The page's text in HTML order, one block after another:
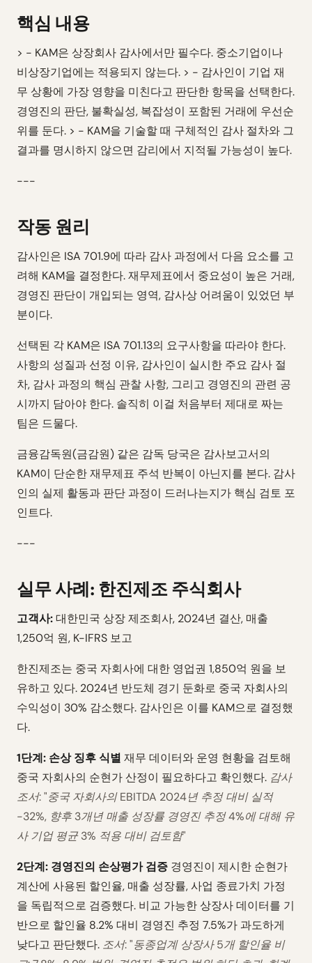
핵심 내용
> - KAM은 상장회사 감사에서만 필수다. 중소기업이나
비상장기업에는 적용되지 않는다. > - 감사인이 기업 재
무 상황에 가장 영향을 미친다고 판단한 항목을 선택한다.
경영진의 판단, 불확실성, 복잡성이 포함된 거래에 우선순
위를 둔다. > - KAM을 기술할 때 구체적인 감사 절차와 그
결과를 명시하지 않으면 감리에서 지적될 가능성이 높다.
---
작동 원리
감사인은 ISA 701.9에 따라 감사 과정에서 다음 요소를 고
려해 KAM을 결정한다. 재무제표에서 중요성이 높은 거래,
경영진 판단이 개입되는 영역, 감사상 어려움이 있었던 부
분이다.
선택된 각 KAM은 ISA 701.13의 요구사항을 따라야 한다.
사항의 성질과 선정 이유, 감사인이 실시한 주요 감사 절
차, 감사 과정의 핵심 관찰 사항, 그리고 경영진의 관련 공
시까지 담아야 한다. 솔직히 이걸 처음부터 제대로 짜는
팀은 드물다.
금융감독원(금감원) 같은 감독 당국은 감사보고서의
KAM이 단순한 재무제표 주석 반복이 아닌지를 본다. 감사
인의 실제 활동과 판단 과정이 드러나는지가 핵심 검토 포
인트다.
---
실무 사례: 한진제조 주식회사
고객사:대한민국 상장 제조회사, 2024년 결산, 매출
1,250억 원, K-IFRS 보고
한진제조는 중국 자회사에 대한 영업권 1,850억 원을 보
유하고 있다. 2024년 반도체 경기 둔화로 중국 자회사의
수익성이 30% 감소했다. 감사인은 이를 KAM으로 결정했
다.
1단계: 손상 징후 식별 재무 데이터와 운영 현황을 검토해
중국 자회사의 순현가 산정이 필요하다고 확인했다. 감사
조서: "중국 자회사의 EBITDA 2024년 추정 대비 실적
-32%, 향후 3개년 매출 성장률 경영진 추정 4%에 대해 유
사 기업 평균 3% 적용 대비 검토함"
2단계: 경영진의 손상평가 검증 경영진이 제시한 순현가
계산에 사용된 할인율, 매출 성장률, 사업 종료가치 가정
을 독립적으로 검증했다. 비교 가능한 상장사 데이터를 기
반으로 할인율 8.2% 대비 경영진 추정 7.5%가 과도하게
낮다고 판단했다. 조서: "동종업계 상장사 5개 할인율 비